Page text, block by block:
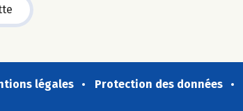
légales Protection des données